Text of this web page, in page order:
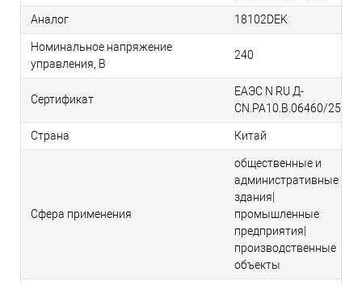
Аналог 18102DEK
Номинальное напряжение
управления, В
240
Сертификат
ЕАЭС N RU Д-
CN.РА10.В.06460/25
Страна Китай
Сфера применения
общественные и
административные
здания|
промышленные
предприятия|
производственные
объекты